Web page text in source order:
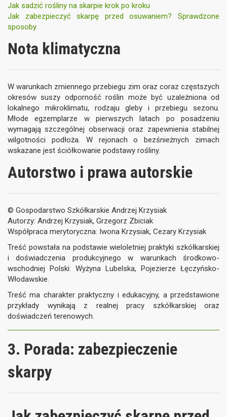
Jak sadzić rośliny na skarpie krok po kroku
Jak zabezpieczyć skarpę przed osuwaniem? Sprawdzone
sposoby
Nota klimatyczna
W warunkach zmiennego przebiegu zim oraz coraz częstszych
okresów suszy odporność roślin może być uzależniona od
lokalnego mikroklimatu, rodzaju gleby i przebiegu sezonu.
Młode egzemplarze w pierwszych latach po posadzeniu
wymagają szczególnej obserwacji oraz zapewnienia stabilnej
wilgotności podłoża. W rejonach o bezśnieżnych zimach
wskazane jest ściółkowanie podstawy rośliny.
Autorstwo i prawa autorskie
© Gospodarstwo Szkółkarskie Andrzej Krzysiak
Autorzy: Andrzej Krzysiak, Grzegorz Zbiciak
Współpraca merytoryczna: Iwona Krzysiak, Cezary Krzysiak
Treść powstała na podstawie wieloletniej praktyki szkółkarskiej
i doświadczenia produkcyjnego w warunkach środkowo-
wschodniej Polski: Wyżyna Lubelska, Pojezierze Łęczyńsko-
Włodawskie.
Treść ma charakter praktyczny i edukacyjny, a przedstawione
przykłady wynikają z realnej pracy szkółkarskiej oraz
doświadczeń terenowych.
3. Porada: zabezpieczenie
skarpy